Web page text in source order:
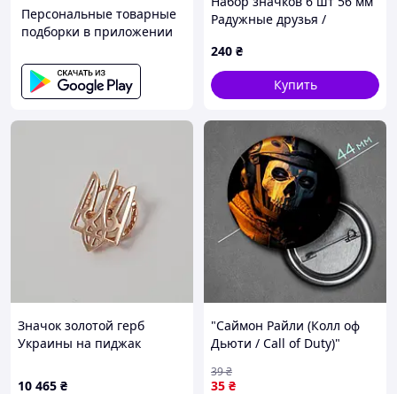
№1051 №1052 №1053 №1054
№1057 №1059 №1060
№1065
Персональные товарные
подборки в приложении
Радужные друзья /
240 ₴
Купить
Значок золотой герб
Украины на пиджак
10 465 ₴
"Саймон Райли (Колл оф
Дьюти / Call of Duty)"
Ø44 мм
35 ₴
39₴